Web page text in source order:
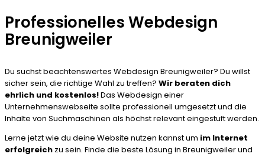
Professionelles Webdesign
Breunigweiler
Du suchst beachtenswertes Webdesign Breunigweiler? Du willst
sicher sein, die richtige Wahl zu treffen? Wir beraten dich
ehrlich und kostenlos!Das Webdesign einer
Unternehmenswebseite sollte professionell umgesetzt und die
Inhalte von Suchmaschinen als höchst relevant eingestuft werden.
Lerne jetzt wie du deine Website nutzen kannst um im Internet
erfolgreich zu sein. Finde die beste Lösung in Breunigweiler und